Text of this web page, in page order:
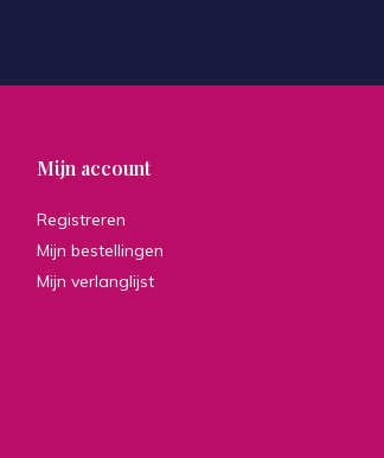
Mijn account
Registreren
Mijn bestellingen
Mijn verlanglijst